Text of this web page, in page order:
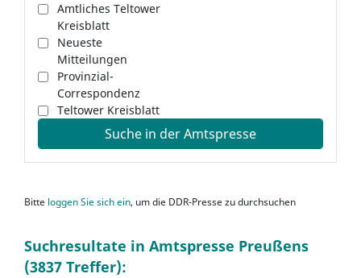
Amtliches Teltower
Kreisblatt
Neueste
Mitteilungen
Provinzial-
Correspondenz
Teltower Kreisblatt
Suche in der Amtspresse
Bitte loggen Sie sich ein, um die DDR-Presse zu durchsuchen
Suchresultate in Amtspresse Preußens
(3837 Treffer):